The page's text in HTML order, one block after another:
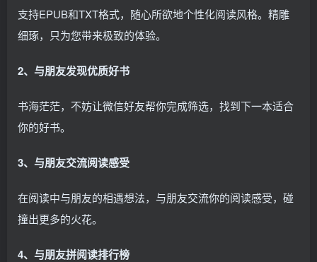
支持EPUB和TXT格式，随心所欲地个性化阅读风格。精雕
细琢，只为您带来极致的体验。
2、与朋友发现优质好书
书海茫茫，不妨让微信好友帮你完成筛选，找到下一本适合
你的好书。
3、与朋友交流阅读感受
在阅读中与朋友的相遇想法，与朋友交流你的阅读感受，碰
撞出更多的火花。
4、与朋友拼阅读排行榜